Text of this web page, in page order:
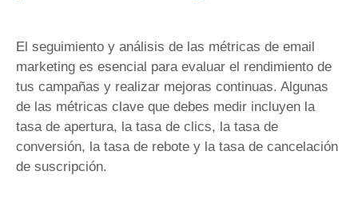
El seguimiento y análisis de las métricas de email
marketing es esencial para evaluar el rendimiento de
tus campañas y realizar mejoras continuas. Algunas
de las métricas clave que debes medir incluyen la
tasa de apertura, la tasa de clics, la tasa de
conversión, la tasa de rebote y la tasa de cancelación
de suscripción.